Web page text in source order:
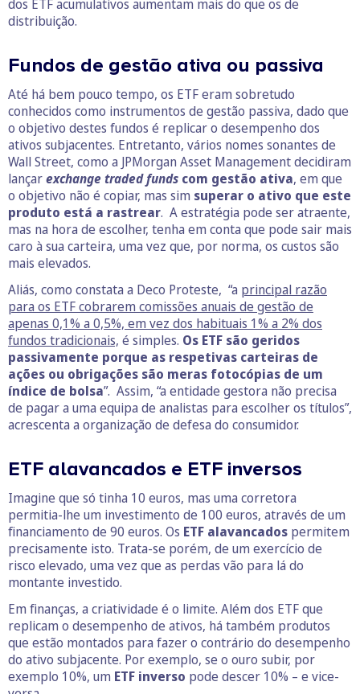
dos ETF acumulativos aumentam mais do que os de
distribuição.
Fundos de gestão ativa ou passiva
Até há bem pouco tempo, os ETF eram sobretudo
conhecidos como instrumentos de gestão passiva, dado que
o objetivo destes fundos é replicar o desempenho dos
ativos subjacentes. Entretanto, vários nomes sonantes de
Wall Street, como a JPMorgan Asset Management decidiram
lançarexchange traded funds com gestão ativa, em que
o objetivo não é copiar, mas sim superar o ativo que este
produto está a rastrear. A estratégia pode ser atraente,
mas na hora de escolher, tenha em conta que pode sair mais
caro à sua carteira, uma vez que, por norma, os custos são
mais elevados.
Aliás, como constata a Deco Proteste, “a principal razão
para os ETF cobrarem comissões anuais de gestão de
apenas 0,1% a 0,5%, em vez dos habituais 1% a 2% dos
fundos tradicionais, é simples. Os ETF são geridos
passivamente porque as respetivas carteiras de
ações ou obrigações são meras fotocópias de um
índice de bolsa”. Assim, “a entidade gestora não precisa
de pagar a uma equipa de analistas para escolher os títulos”,
acrescenta a organização de defesa do consumidor.
ETF alavancados e ETF inversos
Imagine que só tinha 10 euros, mas uma corretora
permitia-lhe um investimento de 100 euros, através de um
financiamento de 90 euros. Os ETF alavancados permitem
precisamente isto. Trata-se porém, de um exercício de
risco elevado, uma vez que as perdas vão para lá do
montante investido.
Em finanças, a criatividade é o limite. Além dos ETF que
replicam o desempenho de ativos, há também produtos
que estão montados para fazer o contrário do desempenho
do ativo subjacente. Por exemplo, se o ouro subir, por
exemplo 10%, um ETF inverso pode descer 10% – e vice-